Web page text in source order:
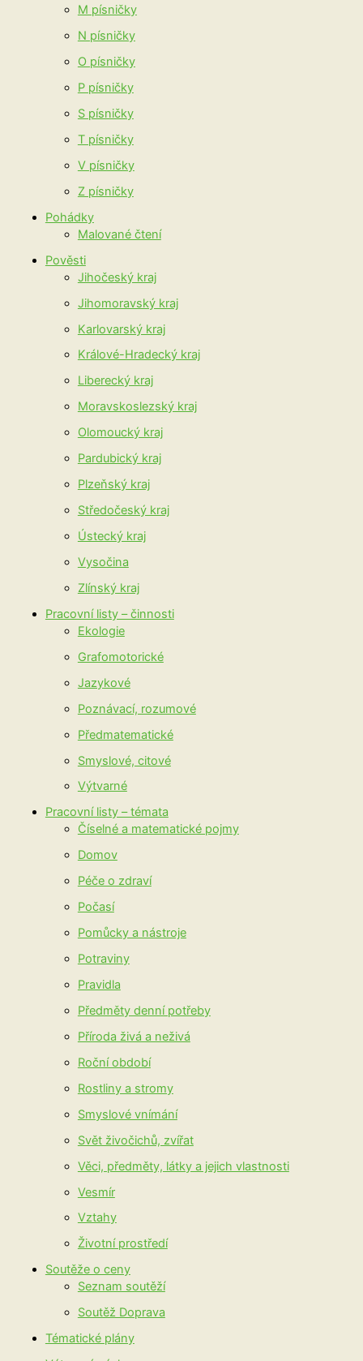
M písničky
N písničky
O písničky
P písničky
S písničky
T písničky
V písničky
Z písničky
Pohádky
Malované čtení
Pověsti
Jihočeský kraj
Jihomoravský kraj
Karlovarský kraj
Králové-Hradecký kraj
Liberecký kraj
Moravskoslezský kraj
Olomoucký kraj
Pardubický kraj
Plzeňský kraj
Středočeský kraj
Ústecký kraj
Vysočina
Zlínský kraj
Pracovní listy – činnosti
Ekologie
Grafomotorické
Jazykové
Poznávací, rozumové
Předmatematické
Smyslové, citové
Výtvarné
Pracovní listy – témata
Číselné a matematické pojmy
Domov
Péče o zdraví
Počasí
Pomůcky a nástroje
Potraviny
Pravidla
Předměty denní potřeby
Příroda živá a neživá
Roční období
Rostliny a stromy
Smyslové vnímání
Svět živočichů, zvířat
Věci, předměty, látky a jejich vlastnosti
Vesmír
Vztahy
Životní prostředí
Soutěže o ceny
Seznam soutěží
Soutěž Doprava
Tématické plány